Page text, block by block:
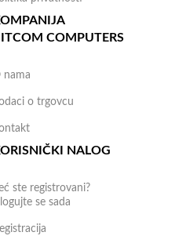
COMPUTERS
nama
o trgovcu
NALOG
ste registrovani?
se sada